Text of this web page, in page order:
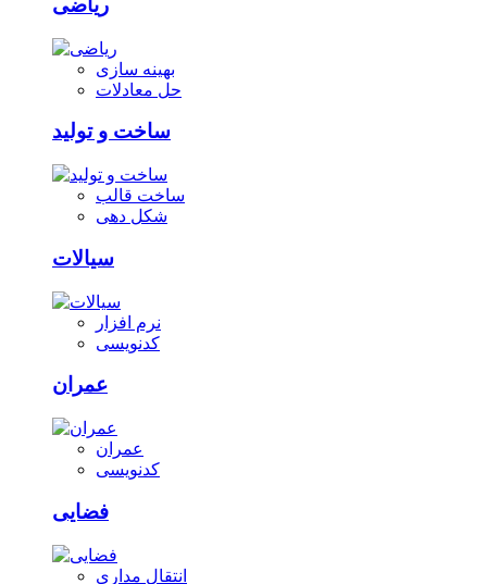
ریاضی
بهینه سازی
حل معادلات
ساخت و تولید
ساخت قالب
شکل دهی
سیالات
نرم افزار
کدنویسی
عمران
عمران
کدنویسی
فضایی
انتقال مداری